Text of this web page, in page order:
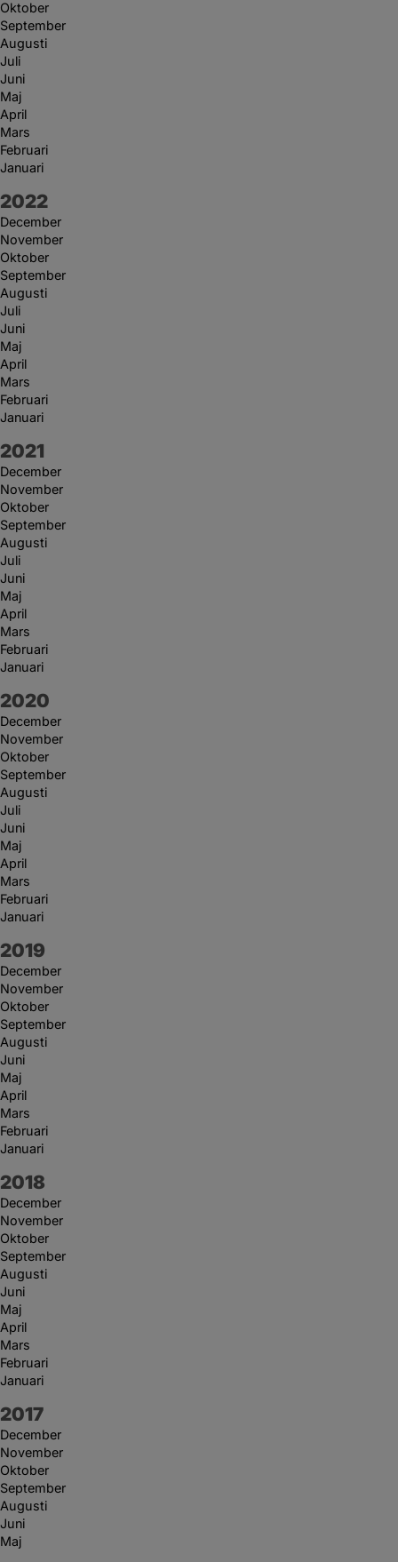
Oktober
September
Augusti
Juli
Juni
Maj
April
Mars
Februari
Januari
År:
2022
December
November
Oktober
September
Augusti
Juli
Juni
Maj
April
Mars
Februari
Januari
År:
2021
December
November
Oktober
September
Augusti
Juli
Juni
Maj
April
Mars
Februari
Januari
År:
2020
December
November
Oktober
September
Augusti
Juli
Juni
Maj
April
Mars
Februari
Januari
År:
2019
December
November
Oktober
September
Augusti
Juni
Maj
April
Mars
Februari
Januari
År:
2018
December
November
Oktober
September
Augusti
Juni
Maj
April
Mars
Februari
Januari
År:
2017
December
November
Oktober
September
Augusti
Juni
Maj